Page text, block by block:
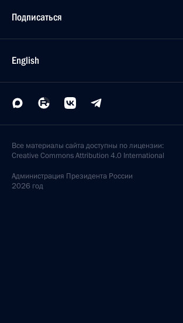
Подписаться
English
Все материалы сайта доступны по лицензии:
Creative Commons Attribution 4.0 International
Администрация Президента России
2026 год